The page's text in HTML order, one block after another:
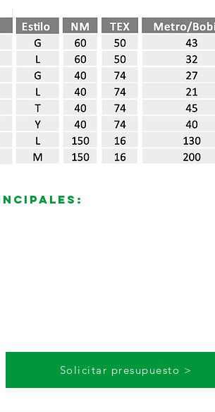
Solicitar presupuesto >